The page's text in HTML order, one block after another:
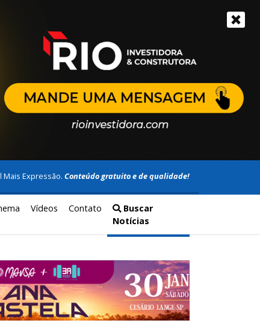
Mais Expressão. Conteúdo gratuito e de qualidade!
Vídeos Contato
Buscar
Notícias